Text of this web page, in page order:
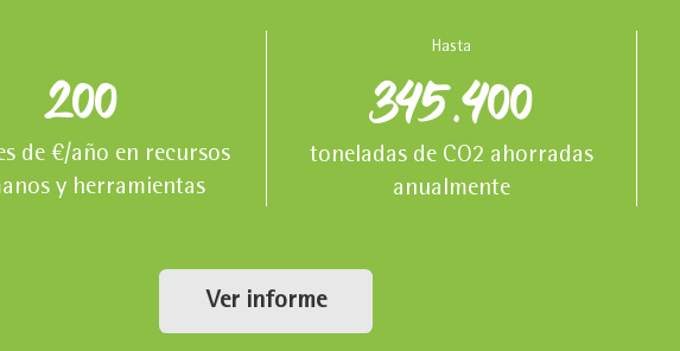
200
de €/año en recursos
y herramientas
Hasta
345.400
toneladas de CO2 ahorradas
anualmente
Ver informe